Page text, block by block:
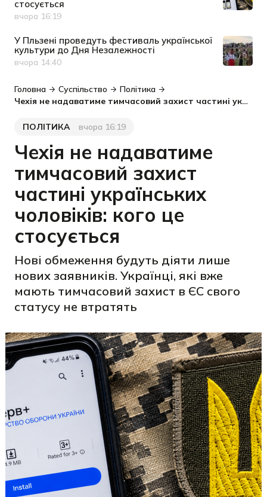
стосується
Дата публікації
вчора 16:19
У Пльзені проведуть фестиваль української
культури до Дня Незалежності
Дата публікації
вчора 14:40
Головна Суспільство
Політика
Чехія не надаватиме тимчасовий захист частині українських чоловіків: кого це стосується
Категорія
ПОЛІТИКА
Дата публікаціївчора 16:19
Чехія не надаватиме
тимчасовий захист
частині українських
чоловіків: кого це
стосується
Нові обмеження будуть діяти лише
нових заявників. Українці, які вже
мають тимчасовий захист в ЄС свого
статусу не втратять